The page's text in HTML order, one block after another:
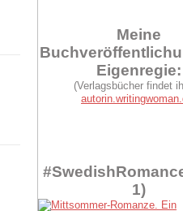
Meine
Eigenregie:
(Verlagsbücher findet
1)